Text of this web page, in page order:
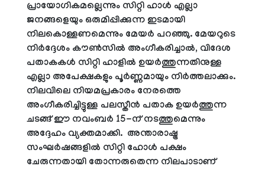
പ്രായോഗികമല്ലെന്നും സിറ്റി ഹാൾ എല്ലാ
ജനങ്ങളെയും ഒരുമിപ്പിക്കുന്ന ഇടമായി
നിലകൊള്ളണമെന്നും മേയർ പറഞ്ഞു. മേയറുടെ
നിർദ്ദേശം കൗൺസിൽ അംഗീകരിച്ചാൽ, വിദേശ
പതാകകൾ സിറ്റി ഹാളിൽ ഉയർത്തുന്നതിനുള്ള
എല്ലാ അപേക്ഷകളും പൂർണ്ണമായും നിർത്തലാക്കും.
നിലവിലെ നിയമപ്രകാരം നേരത്തെ
അംഗീകരിച്ചിട്ടുള്ള പലസ്തീൻ പതാക ഉയർത്തുന്ന
ചടങ്ങ് ഈ നവംബർ 15-ന് നടത്തുമെന്നും
അദ്ദേഹം വ്യക്തമാക്കി. അന്താരാഷ്ട്ര
സംഘർഷങ്ങളിൽ സിറ്റി ഹോൾ പക്ഷം
ചേരുന്നതായി തോന്നരുതെന്ന നിലപാടാണ്